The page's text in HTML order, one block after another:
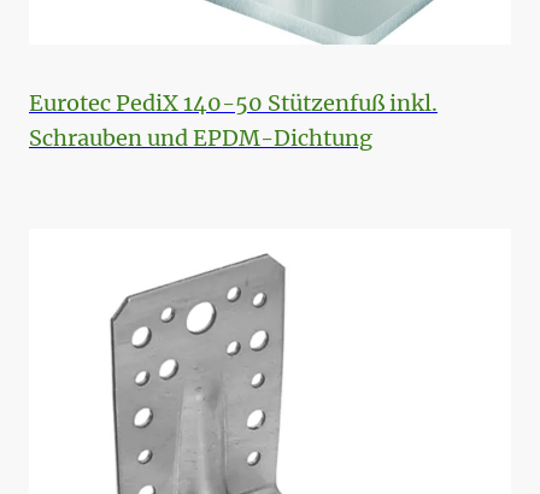
Eurotec PediX 140-50 Stützenfuß inkl.
Schrauben und EPDM-Dichtung